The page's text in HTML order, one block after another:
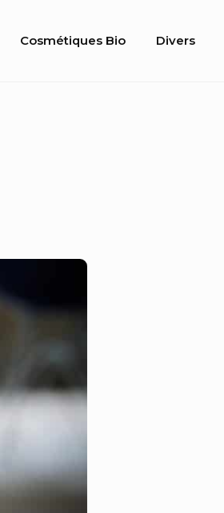
Cosmétiques Bio Divers